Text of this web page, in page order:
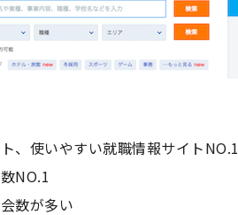
、使いやすい就職情報サイトNO.1
NO.1
数が多い